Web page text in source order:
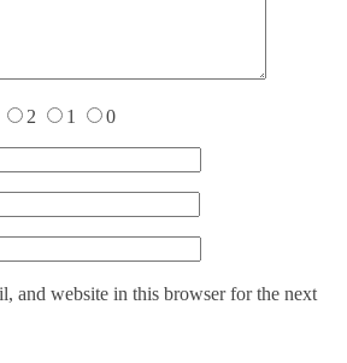
2 1 0
and website in this browser for the next